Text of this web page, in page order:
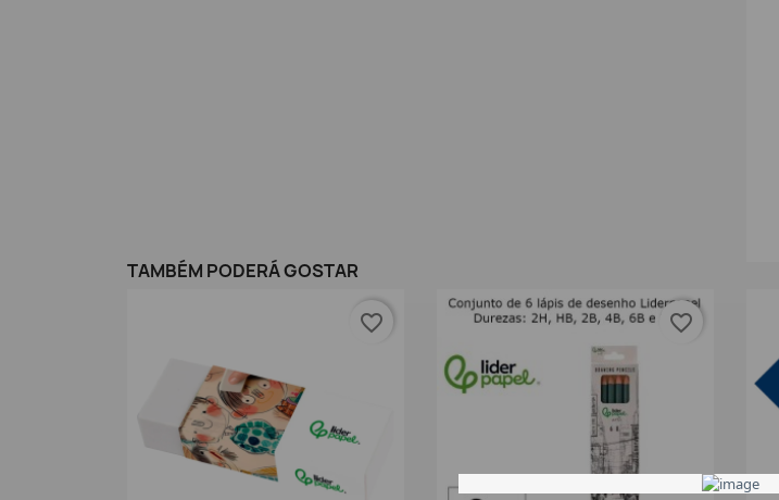
TAMBÉM PODERÁ GOSTAR
favorite_border favorite_border